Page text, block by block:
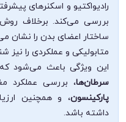
رادیواکتیو و اسکنرهای
بررسی می‌کند. برخلاف
ساختار اعضای بدن را نشان
متابولیکی و عملکردی را نیز
این ویژگی باعث می‌شود
سرطان‌ها، بررسی عملکرد
پارکینسون، و همچنین
داشته باشد.